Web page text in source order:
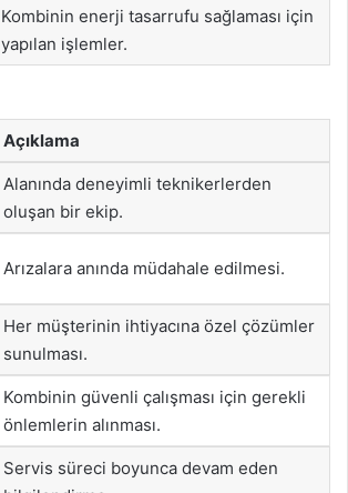
Kombinin enerji tasarrufu sağlaması için
yapılan işlemler.
Açıklama
Alanında deneyimli teknikerlerden
oluşan bir ekip.
Arızalara anında müdahale edilmesi.
Her müşterinin ihtiyacına özel çözümler
sunulması.
Kombinin güvenli çalışması için gerekli
önlemlerin alınması.
Servis süreci boyunca devam eden